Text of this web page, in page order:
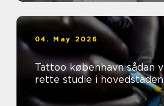
04. May 2026
Tattoo københavn sådan vælger du det
rette studie i hovedstaden